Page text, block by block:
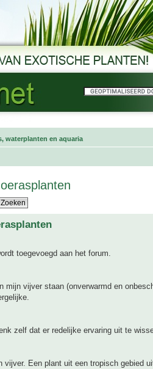
waterplanten en aquaria
toegevoegd aan het forum.
vijver staan (onverwarmd en
zelf dat er redelijke ervaring uit te
Een plant uit een tropisch gebied